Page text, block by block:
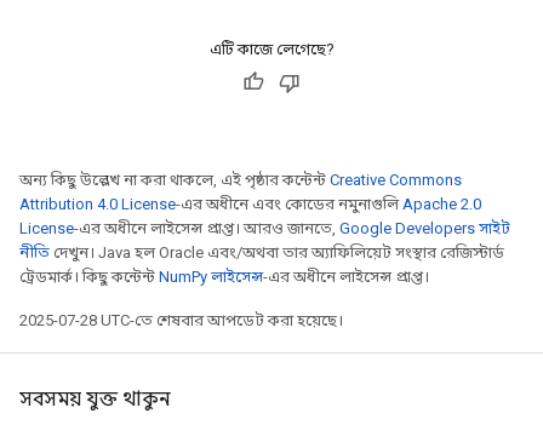
এটি কাজে লেগেছে?
অন্য কিছু উল্লেখ না করা থাকলে, এই পৃষ্ঠার কন্টেন্ট Creative Commons
Attribution 4.0 License-এর অধীনে এবং কোডের নমুনাগুলিApache 2.0
License-এর অধীনে লাইসেন্স প্রাপ্ত। আরও জানতে, Google Developers সাইট
নীতি দেখুন। Java হল Oracle এবং/অথবা তার অ্যাফিলিয়েট সংস্থার রেজিস্টার্ড
ট্রেডমার্ক। কিছু কন্টেন্ট NumPy লাইসেন্স-এর অধীনে লাইসেন্স প্রাপ্ত।
2025-07-28 UTC-তে শেষবার আপডেট করা হয়েছে।
সবসময় যুক্ত থাকুন